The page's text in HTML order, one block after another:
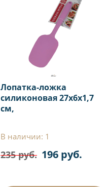
Лопатка-ложка
силиконовая 27х6x1,7
см,
В наличии: 1
235 руб. 196 руб.